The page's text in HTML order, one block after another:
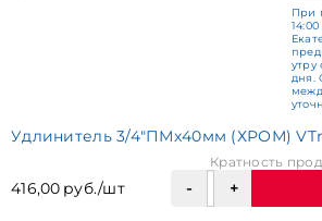
При
утру
дня.
Удлинитель 3/4"ПМх40мм (ХРОМ)
416,00 руб./шт
Кратность